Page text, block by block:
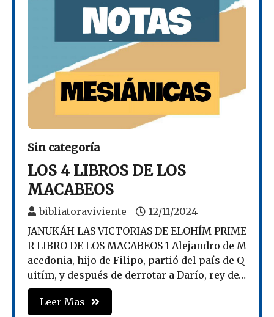
Sin categoría
LOS 4 LIBROS DE LOS
MACABEOS
bibliatoraviviente
12/11/2024
JANUKÁH LAS VICTORIAS DE ELOHÍM PRIME
R LIBRO DE LOS MACABEOS 1 Alejandro de M
acedonia, hijo de Filipo, partió del país de Q
uitím, y después de derrotar a Darío, rey de…
Leer Mas